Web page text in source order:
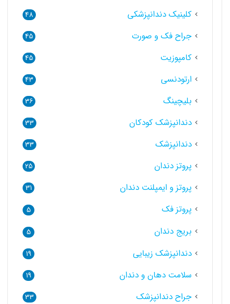
کلینیک دندانپزشکی 48
جراح فک و صورت 45
کامپوزیت 45
ارتودنسی 43
بلیچینگ 36
دندانپزشک کودکان 33
دندانپزشک 33
پروتز دندان 25
پروتز و ایمپلنت دندان 31
پروتز فک 5
بریج دندان 5
دندانپزشک زیبایی 19
سلامت دهان و دندان 19
جراح دندانپزشک 33